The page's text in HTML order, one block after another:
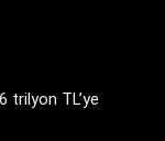
trilyon TL’ye